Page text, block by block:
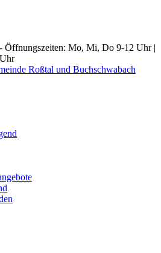
Öffnungszeiten: Mo, Mi, Do 9-12 Uhr |